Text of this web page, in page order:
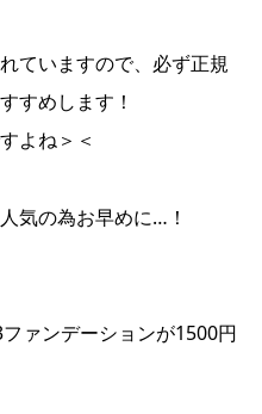
ていますので、必ず正規
すめします！
よね＞＜
気の為お早めに…！
ァンデーションが1500円